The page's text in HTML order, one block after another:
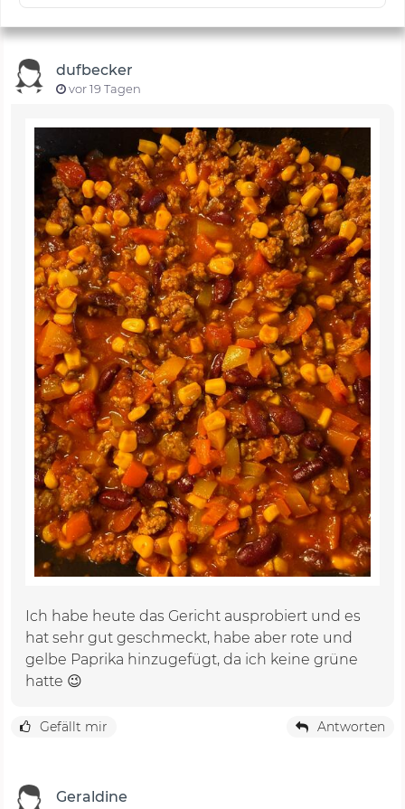
dufbecker
vor 19 Tagen
Ich habe heute das Gericht ausprobiert und es
hat sehr gut geschmeckt, habe aber rote und
gelbe Paprika hinzugefügt, da ich keine grüne
hatte 😉
Gefällt mir Antworten
Geraldine